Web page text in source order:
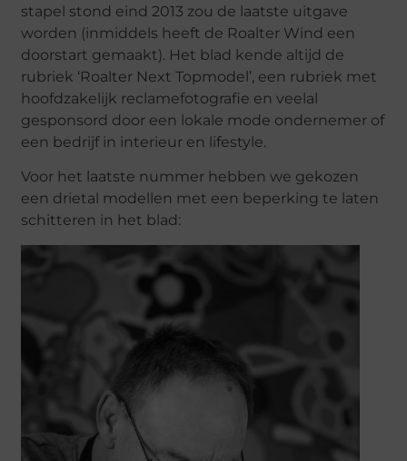
stapel stond eind 2013 zou de laatste uitgave
worden (inmiddels heeft de Roalter Wind een
doorstart gemaakt). Het blad kende altijd de
rubriek ‘Roalter Next Topmodel’, een rubriek met
hoofdzakelijk reclamefotografie en veelal
gesponsord door een lokale mode ondernemer of
een bedrijf in interieur en lifestyle.
Voor het laatste nummer hebben we gekozen
een drietal modellen met een beperking te laten
schitteren in het blad: